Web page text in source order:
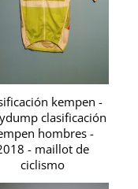
kempen -
clasificación
hombres -
- maillot de
ciclismo